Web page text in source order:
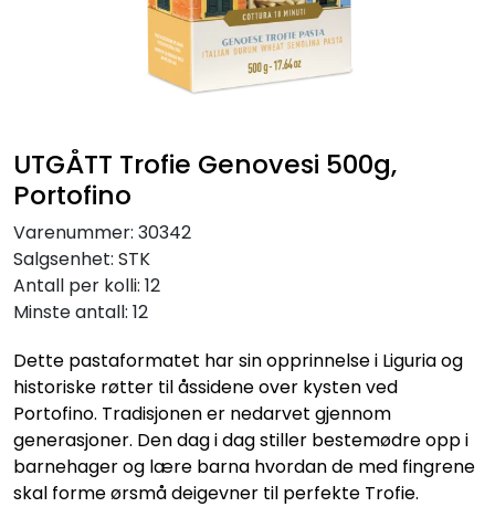
UTGÅTT Trofie Genovesi 500g,
Portofino
Varenummer: 30342
Salgsenhet: STK
Antall per kolli: 12
Minste antall: 12
Dette pastaformatet har sin opprinnelse i Liguria og
historiske røtter til åssidene over kysten ved
Portofino. Tradisjonen er nedarvet gjennom
generasjoner. Den dag i dag stiller bestemødre opp i
barnehager og lære barna hvordan de med fingrene
skal forme ørsmå deigevner til perfekte Trofie.